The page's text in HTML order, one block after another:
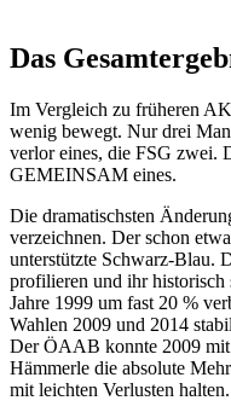
Das
Im Vergleich zu früheren
wenig bewegt. Nur drei
verlor eines, die FSG zwei.
GEMEINSAM eines.
Die dramatischsten
verzeichnen. Der schon
unterstützte Schwarz-Blau.
profilieren und ihr historisch
Jahre 1999 um fast 20 %
Wahlen 2009 und 2014
Der ÖAAB konnte 2009 mit
Hämmerle die absolute
mit leichten Verlusten halten.